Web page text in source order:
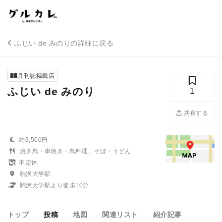
ふじい de みのりの詳細に戻る
月刊誌掲載店
ふじい de みのり 1
共有する
約3,500円
焼き鳥・串焼き・鳥料理、そば・うどん
不定休
駒沢大学駅
駒沢大学駅より徒歩10分
トップ 投稿 地図 関連リスト 紹介記事